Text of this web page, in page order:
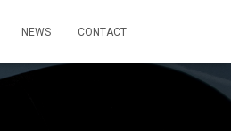
NEWS CONTACT